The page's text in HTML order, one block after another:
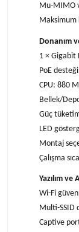
Mu-MIMO
Maksimum
Donanım
1 × Gigabit
PoE
CPU: 880
Bellek/
Güç
LED
Montaj
Çalışma
Yazılım ve
Wi-Fi
Multi-SSID
Captive